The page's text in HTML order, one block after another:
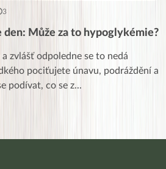
3
den: Může za to hypoglykémie?
zvlášť odpoledne se to nedá
pociťujete únavu, podráždění a
podívat, co se z...